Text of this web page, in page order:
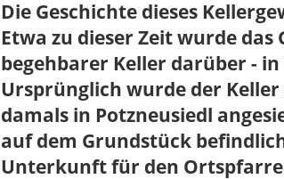
Die Geschichte dieses
Etwa zu dieser Zeit wurde
begehbarer Keller darüber -
Ursprünglich wurde der
damals in Potzneusiedl
auf dem Grundstück
Unterkunft für den